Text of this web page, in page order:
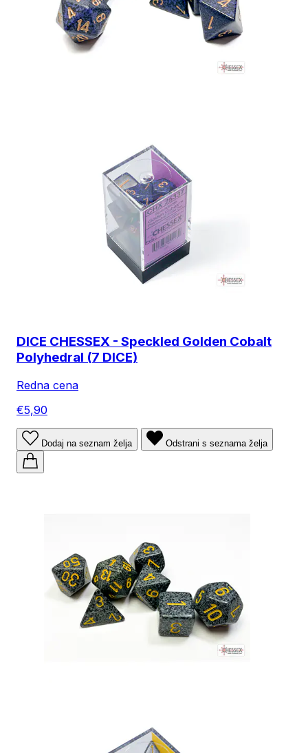
DICE CHESSEX - Speckled Golden Cobalt
Polyhedral (7 DICE)
Redna cena
€5,90
Dodaj na seznam želja Odstrani s seznama želja